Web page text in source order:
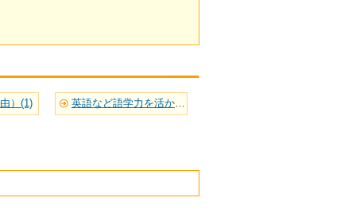
）(1) 英語など語学力を活かせる(2)